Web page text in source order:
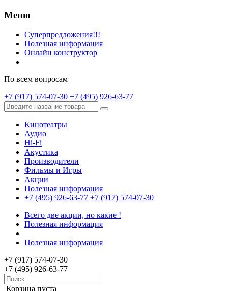
Меню
Суперпредложения!!!
Полезная информация
Онлайн конструктор
По всем вопросам
+7 (917) 574-07-30 +7 (495) 926-63-77
Кинотеатры
Аудио
Hi-Fi
Акустика
Производители
Фильмы и Игры
Акции
Полезная информация
+7 (495) 926-63-77 +7 (917) 574-07-30
Всего две акции, но какие !
Полезная информация
Полезная информация
+7 (917) 574-07-30
+7 (495) 926-63-77
Корзина пуста